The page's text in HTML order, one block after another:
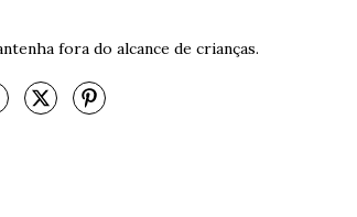
fora do alcance de crianças.